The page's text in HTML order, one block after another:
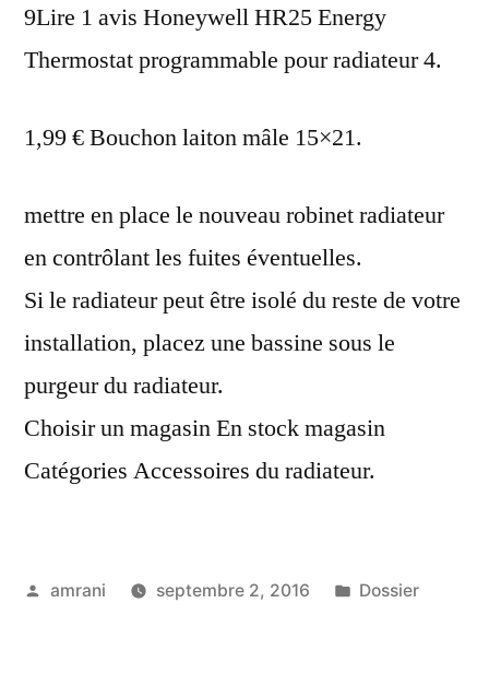
9Lire 1 avis Honeywell HR25 Energy
Thermostat programmable pour radiateur 4.
1,99 € Bouchon laiton mâle 15×21.
mettre en place le nouveau robinet radiateur
en contrôlant les fuites éventuelles.
Si le radiateur peut être isolé du reste de votre
installation, placez une bassine sous le
purgeur du radiateur.
Choisir un magasin En stock magasin
Catégories Accessoires du radiateur.
Publié
amrani septembre 2, 2016
Publié
Dossier